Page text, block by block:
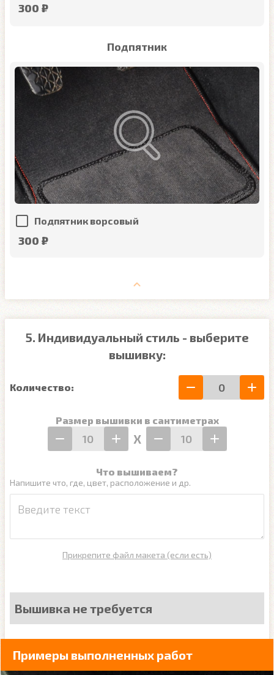
300 ₽
Подпятник
Подпятник ворсовый
300 ₽
5. Индивидуальный стиль - выберите
вышивку:
Количество:
Размер вышивки в сантиметрах
Х
Что вышиваем?
Напишите что, где, цвет, расположение и др.
Прикрепите файл макета (если есть)
Вышивка не требуется
Примеры выполненных работ